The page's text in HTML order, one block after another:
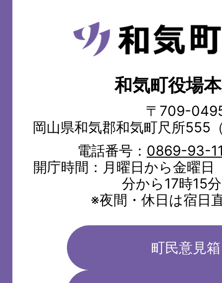
和
気
和気町役場
〒709-
岡山県和気郡和気町尺所555
電話番号： 0869-93-
開庁時間：月曜日から金曜
分から17時15
※夜間・休日は宿日
町民意見箱